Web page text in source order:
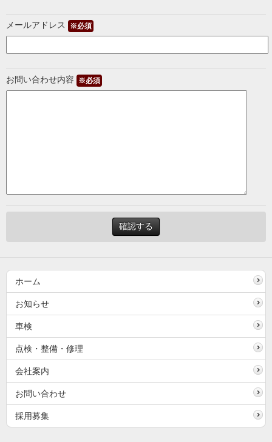
メールアドレス ※必須
お問い合わせ内容 ※必須
ホーム
お知らせ
車検
点検・整備・修理
会社案内
お問い合わせ
採用募集